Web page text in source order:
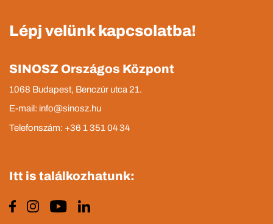
Lépj velünk kapcsolatba!
SINOSZ Országos Központ
1068 Budapest, Benczúr utca 21.
E-mail: info@sinosz.hu
Telefonszám: +36 1 351 04 34
Itt is találkozhatunk: